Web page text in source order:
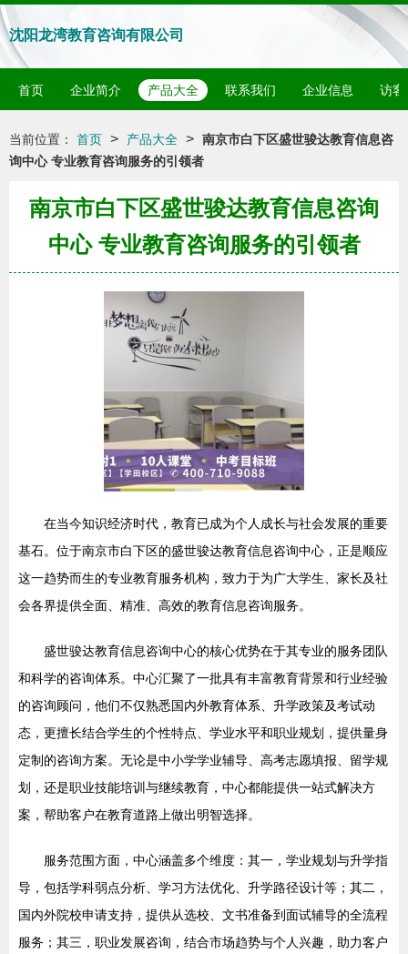
沈阳龙湾教育咨询有限公司
首页 企业简介 产品大全 联系我们 企业信息 访客
当前位置： 首页 > 产品大全 > 南京市白下区盛世骏达教育信息咨
询中心 专业教育咨询服务的引领者
南京市白下区盛世骏达教育信息咨询
中心 专业教育咨询服务的引领者
在当今知识经济时代，教育已成为个人成长与社会发展的重要
基石。位于南京市白下区的盛世骏达教育信息咨询中心，正是顺应
这一趋势而生的专业教育服务机构，致力于为广大学生、家长及社
会各界提供全面、精准、高效的教育信息咨询服务。
盛世骏达教育信息咨询中心的核心优势在于其专业的服务团队
和科学的咨询体系。中心汇聚了一批具有丰富教育背景和行业经验
的咨询顾问，他们不仅熟悉国内外教育体系、升学政策及考试动
态，更擅长结合学生的个性特点、学业水平和职业规划，提供量身
定制的咨询方案。无论是中小学学业辅导、高考志愿填报、留学规
划，还是职业技能培训与继续教育，中心都能提供一站式解决方
案，帮助客户在教育道路上做出明智选择。
服务范围方面，中心涵盖多个维度：其一，学业规划与升学指
导，包括学科弱点分析、学习方法优化、升学路径设计等；其二，
国内外院校申请支持，提供从选校、文书准备到面试辅导的全流程
服务；其三，职业发展咨询，结合市场趋势与个人兴趣，助力客户